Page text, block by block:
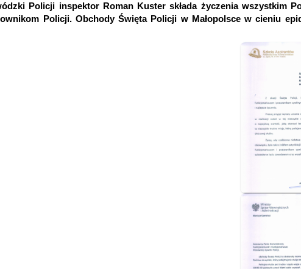
Policji inspektor Roman Kuster składa życzenia wszystkim
Policji. Obchody Święta Policji w Małopolsce w cieniu